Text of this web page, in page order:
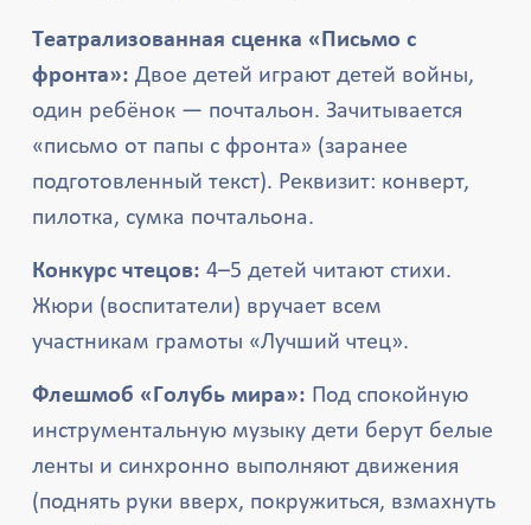
Театрализованная сценка «Письмо с
фронта»: Двое детей играют детей войны,
один ребёнок — почтальон. Зачитывается
«письмо от папы с фронта» (заранее
подготовленный текст). Реквизит: конверт,
пилотка, сумка почтальона.
Конкурс чтецов: 4–5 детей читают стихи.
Жюри (воспитатели) вручает всем
участникам грамоты «Лучший чтец».
Флешмоб «Голубь мира»: Под спокойную
инструментальную музыку дети берут белые
ленты и синхронно выполняют движения
(поднять руки вверх, покружиться, взмахнуть